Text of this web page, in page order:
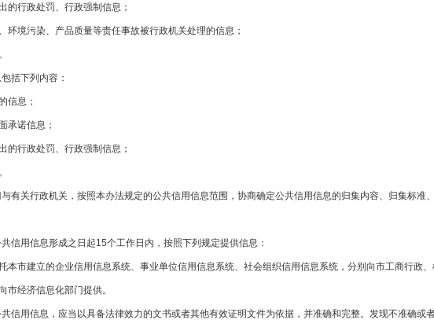
行政处罚、行政强制信息；
境污染、产品质量等责任事故被行政机关处理的信息；
下列内容：
信息；
诺信息；
行政处罚、行政强制信息；
行政机关，按照本办法规定的公共信用信息范围，协商确定公共信用信息的归集内容、归集标准
用信息形成之日起15个工作日内，按照下列规定提供信息：
市建立的企业信用信息系统、事业单位信用信息系统、社会组织信用信息系统，分别向市工商行政、
经济信息化部门提供。
信息，应当以具备法律效力的文书或者其他有效证明文件为依据，并准确和完整。发现不准确或者